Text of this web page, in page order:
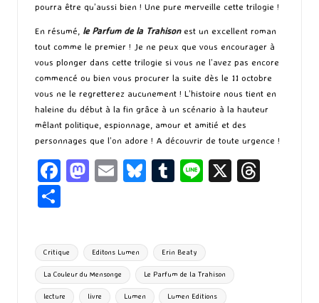
pourra être qu’aussi bien ! Une pure merveille cette trilogie !
En résumé, le Parfum de la Trahisonest un excellent roman
tout comme le premier ! Je ne peux que vous encourager à
vous plonger dans cette trilogie si vous ne l’avez pas encore
commencé ou bien vous procurer la suite dès le 11 octobre
vous ne le regretterez aucunement ! L’histoire nous tient en
haleine du début à la fin grâce à un scénario à la hauteur
mêlant politique, espionnage, amour et amitié et des
personnages que l’on adore ! A découvrir de toute urgence !
Fa
o
o
k
M
d
o
n
E
l
Bl
ky
T
bl
r
Li X
ta
g
er
Tags:
Critique Editons Lumen Erin Beaty
La Couleur du Mensonge Le Parfum de la Trahison
lecture livre Lumen Lumen Editions